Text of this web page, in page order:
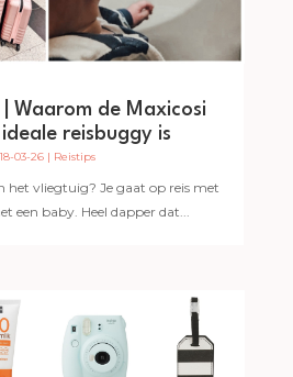
| Waarom de Maxicosi
ideale reisbuggy is
18-03-26| Reistips
het vliegtuig? Je gaat op reis met
een baby. Heel dapper dat...